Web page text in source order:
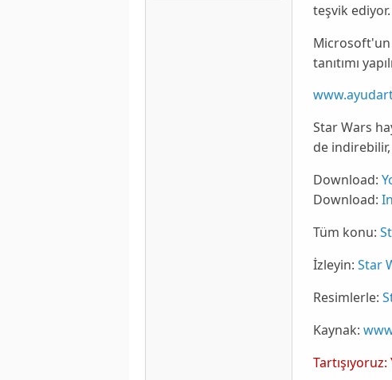
teşvik ediyor.
Microsoft'un
tanıtımı
Star Wars
de indirebilir,
Download:
Download:
Tüm konu:
İzleyin: Star
Resimlerle:
Kaynak: